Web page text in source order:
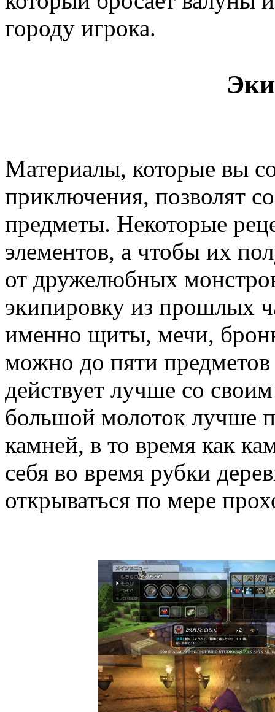
городу игрока.
Материалы, которые вы
приключения, позволят
предметы. Некоторые
элементов, а чтобы их
от дружелюбных
экипировку из прошлых
именно щиты, мечи,
можно до пяти
действует лучше со
большой молоток лучше
камней, в то время как
себя во время рубки
открываться по мере